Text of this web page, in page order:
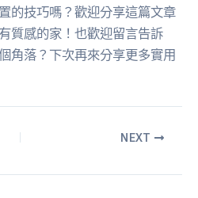
的技巧嗎？歡迎分享這篇文章
質感的家！也歡迎留言告訴
角落？下次再來分享更多實用
NEXT